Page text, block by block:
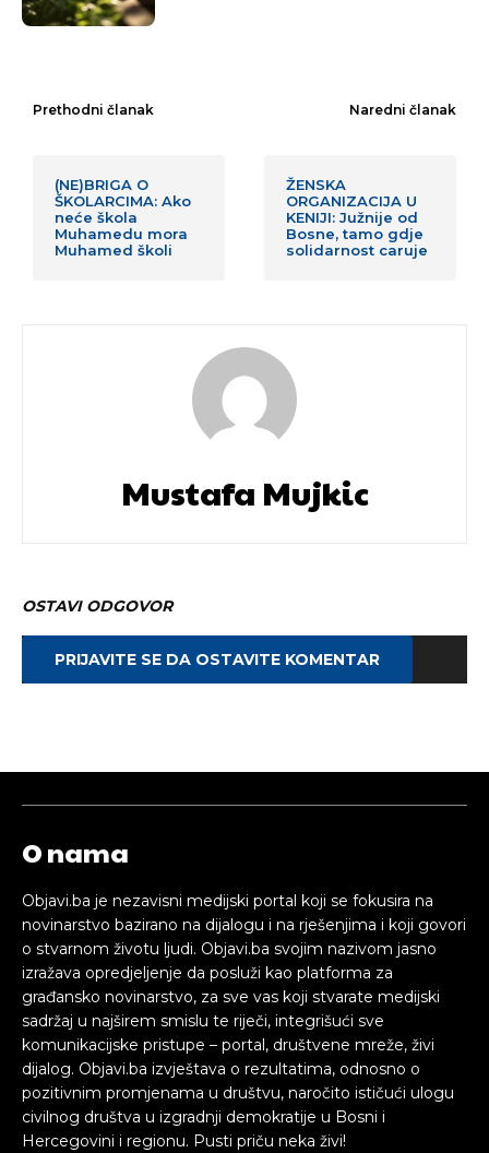
Prethodni članak
(NE)BRIGA O
ŠKOLARCIMA: Ako
neće škola
Muhamedu mora
Muhamed školi
Naredni članak
ŽENSKA
ORGANIZACIJA U
KENIJI: Južnije od
Bosne, tamo gdje
solidarnost caruje
Mustafa Mujkic
OSTAVI ODGOVOR
PRIJAVITE SE DA OSTAVITE KOMENTAR
O nama
Objavi.ba je nezavisni medijski portal koji se fokusira na
novinarstvo bazirano na dijalogu i na rješenjima i koji govori
o stvarnom životu ljudi. Objavi.ba svojim nazivom jasno
izražava opredjeljenje da posluži kao platforma za
građansko novinarstvo, za sve vas koji stvarate medijski
sadržaj u najširem smislu te riječi, integrišući sve
komunikacijske pristupe – portal, društvene mreže, živi
dijalog. Objavi.ba izvještava o rezultatima, odnosno o
pozitivnim promjenama u društvu, naročito ističući ulogu
civilnog društva u izgradnji demokratije u Bosni i
Hercegovini i regionu. Pusti priču neka živi!